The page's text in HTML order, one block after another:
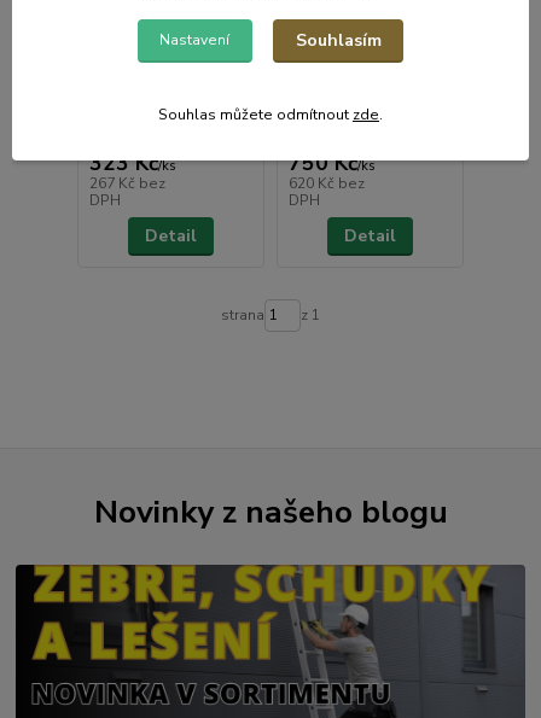
Demižon 1l opletený
323 Kč/ks
267 Kč bez
DPH
Detail
750 Kč/ks
620 Kč bez
DPH
Detail
strana z 1
Novinky z našeho blogu
Nastavení Souhlasím
Souhlas můžete odmítnout zde.